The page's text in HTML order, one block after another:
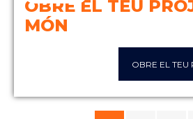
OBRE EL TEU
MÓN
OBRE EL TEU